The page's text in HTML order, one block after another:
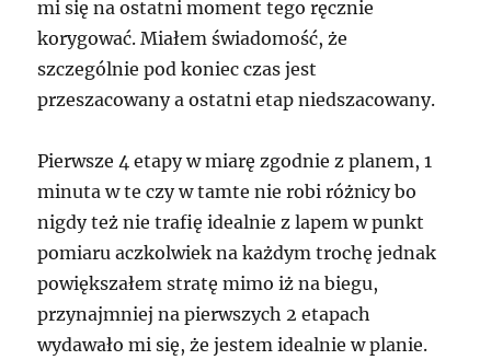
mi się na ostatni moment tego ręcznie
korygować. Miałem świadomość, że
szczególnie pod koniec czas jest
przeszacowany a ostatni etap niedszacowany.
Pierwsze 4 etapy w miarę zgodnie z planem, 1
minuta w te czy w tamte nie robi różnicy bo
nigdy też nie trafię idealnie z lapem w punkt
pomiaru aczkolwiek na każdym trochę jednak
powiększałem stratę mimo iż na biegu,
przynajmniej na pierwszych 2 etapach
wydawało mi się, że jestem idealnie w planie.